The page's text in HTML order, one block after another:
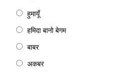
हुमायूँ
हमिदा बानो बेगम
बाबर
अकबर